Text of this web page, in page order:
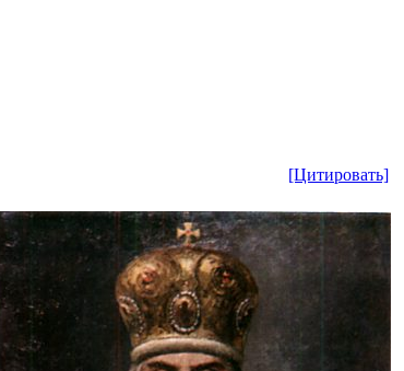
[Цитировать]